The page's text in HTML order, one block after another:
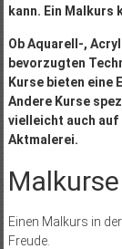
kann. Ein Malkurs
Ob Aquarell-,
bevorzugten
Kurse bieten eine
Andere Kurse
vielleicht auch
Aktmalerei.
Einen Malkurs in
Freude.